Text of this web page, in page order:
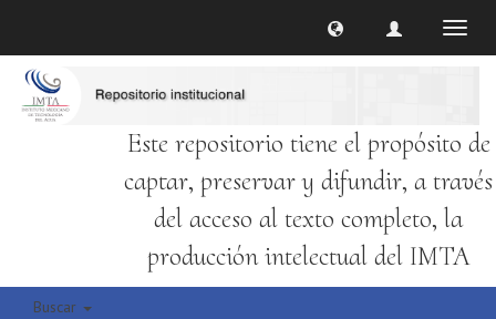
Este repositorio tiene el propósito de
captar, preservar y difundir, a través
del acceso al texto completo, la
producción intelectual del IMTA
Buscar